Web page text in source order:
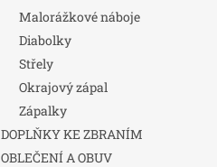
Malorážkové náboje
Diabolky
Střely
Okrajový zápal
Zápalky
DOPLŇKY KE ZBRANÍM
OBLEČENÍ A OBUV